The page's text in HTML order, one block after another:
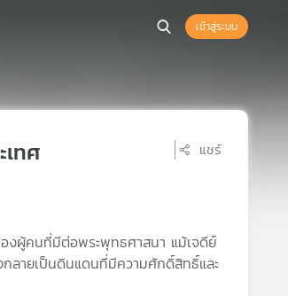
เข้าสู่ระบบ
ทศ แชร์
งผู้คนที่มีต่อพระพุทธศาสนา แม้เจดีย์
ลายเป็นดินแดนที่มีความศักดิ์สิทธิ์และ